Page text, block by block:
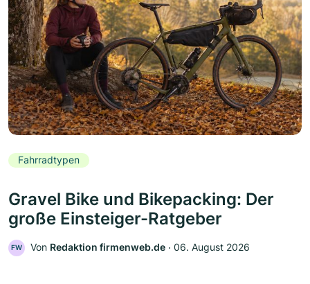
Fahrradtypen
Gravel Bike und Bikepacking: Der
große Einsteiger-Ratgeber
FW Von Redaktion firmenweb.de ‧ 06. August 2026